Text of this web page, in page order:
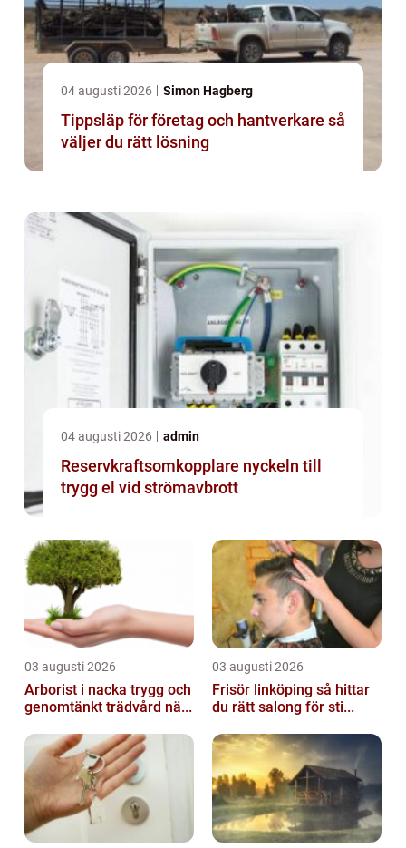
04 augusti 2026 Simon Hagberg
Tippsläp för företag och hantverkare så
väljer du rätt lösning
04 augusti 2026 admin
Reservkraftsomkopplare nyckeln till
trygg el vid strömavbrott
03 augusti 2026
Arborist i nacka trygg och
genomtänkt trädvård nä...
03 augusti 2026
Frisör linköping så hittar
du rätt salong för sti...